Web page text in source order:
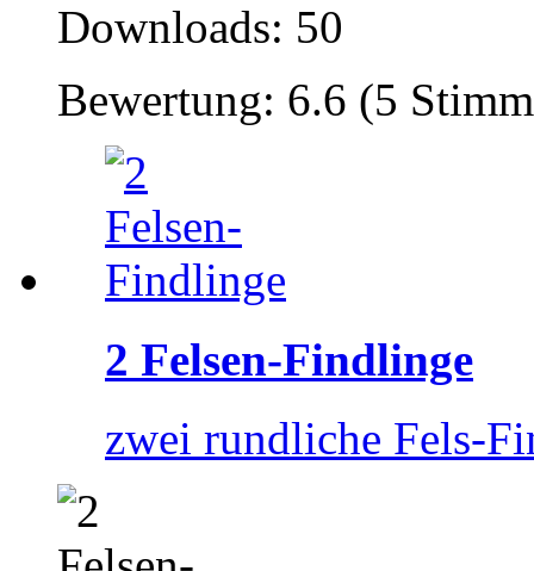
Downloads: 50
Bewertung: 6.6 (5
2 Felsen-Findlinge
zwei rundliche Fels-